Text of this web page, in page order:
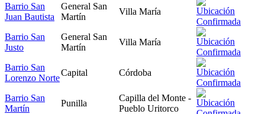
Barrio San
Juan Bautista
General San
Martín
Villa María
Barrio San
Justo
General San
Martín
Villa María
Barrio San
Lorenzo Norte
Capital Córdoba
Barrio San
Martín
Punilla
Capilla del Monte -
Pueblo Uritorco